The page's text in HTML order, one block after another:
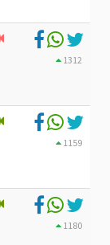
1312
1159
1180